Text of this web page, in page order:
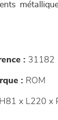
: 31182
: ROM
H81 x L220 x